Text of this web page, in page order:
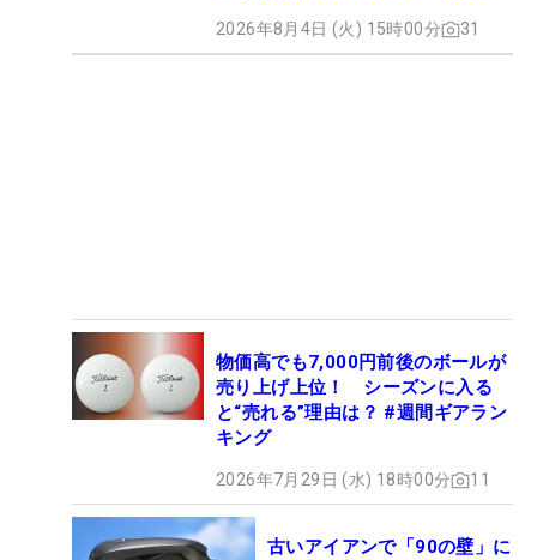
2026年8月4日 (火) 15時00分 31
物価高でも7,000円前後のボールが
売り上げ上位！ シーズンに入る
と“売れる”理由は？ #週間ギアラン
キング
2026年7月29日 (水) 18時00分 11
古いアイアンで「90の壁」に